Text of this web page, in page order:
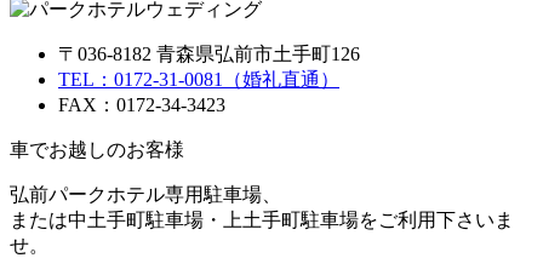
〒036-8182 青森県弘前市土手町126
TEL：0172-31-0081（婚礼直通）
FAX：0172-34-3423
車でお越しのお客様
弘前パークホテル専用駐車場、
または中土手町駐車場・上土手町駐車場をご利用下さいま
せ。